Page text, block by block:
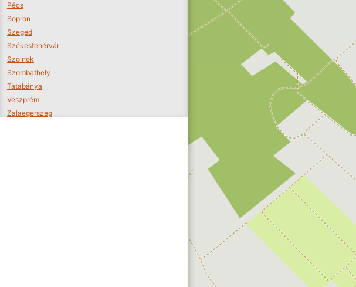
Pécs
Sopron
Szeged
Székesfehérvár
Szolnok
Szombathely
Tatabánya
Veszprém
Zalaegerszeg